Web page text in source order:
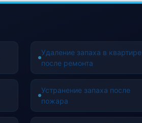
Удаление запаха в квартире
после ремонта
Устранение запаха после
пожара